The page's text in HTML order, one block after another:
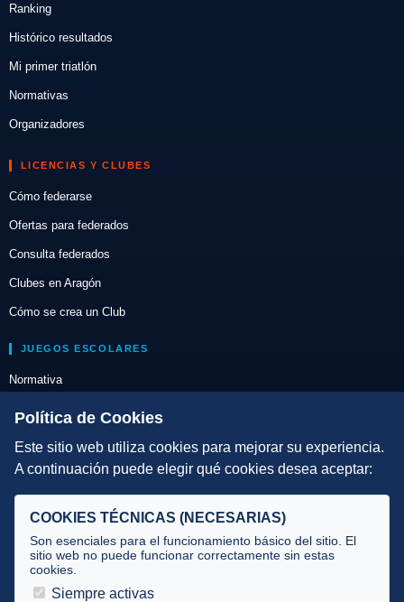
Ranking
Histórico resultados
Mi primer triatlón
Normativas
Organizadores
LICENCIAS Y CLUBES
Cómo federarse
Ofertas para federados
Consulta federados
Clubes en Aragón
Cómo se crea un Club
JUEGOS ESCOLARES
Normativa
Escuelas de Triatlón
DIRECCIÓN TÉCNICA
Selecciones
Tecnificación
JUECES Y OFICIALES
Política de Cookies
Este sitio web utiliza cookies para mejorar su experiencia.
A continuación puede elegir qué cookies desea aceptar:
COOKIES TÉCNICAS (NECESARIAS)
Son esenciales para el funcionamiento básico del sitio. El
sitio web no puede funcionar correctamente sin estas
cookies.
Siempre activas